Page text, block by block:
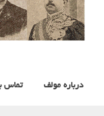
درباره مولف تماس